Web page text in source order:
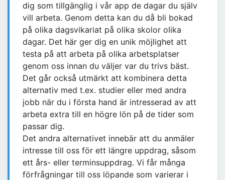
dig som tillgänglig i vår app de dagar du själv
vill arbeta. Genom detta kan du då bli bokad
på olika dagsvikariat på olika skolor olika
dagar. Det här ger dig en unik möjlighet att
testa på att arbeta på olika arbetsplatser
genom oss innan du väljer var du trivs bäst.
Det går också utmärkt att kombinera detta
alternativ med t.ex. studier eller med andra
jobb när du i första hand är intresserad av att
arbeta extra till en högre lön på de tider som
passar dig.
Det andra alternativet innebär att du anmäler
intresse till oss för ett längre uppdrag, såsom
ett års- eller terminsuppdrag. Vi får många
förfrågningar till oss löpande som varierar i